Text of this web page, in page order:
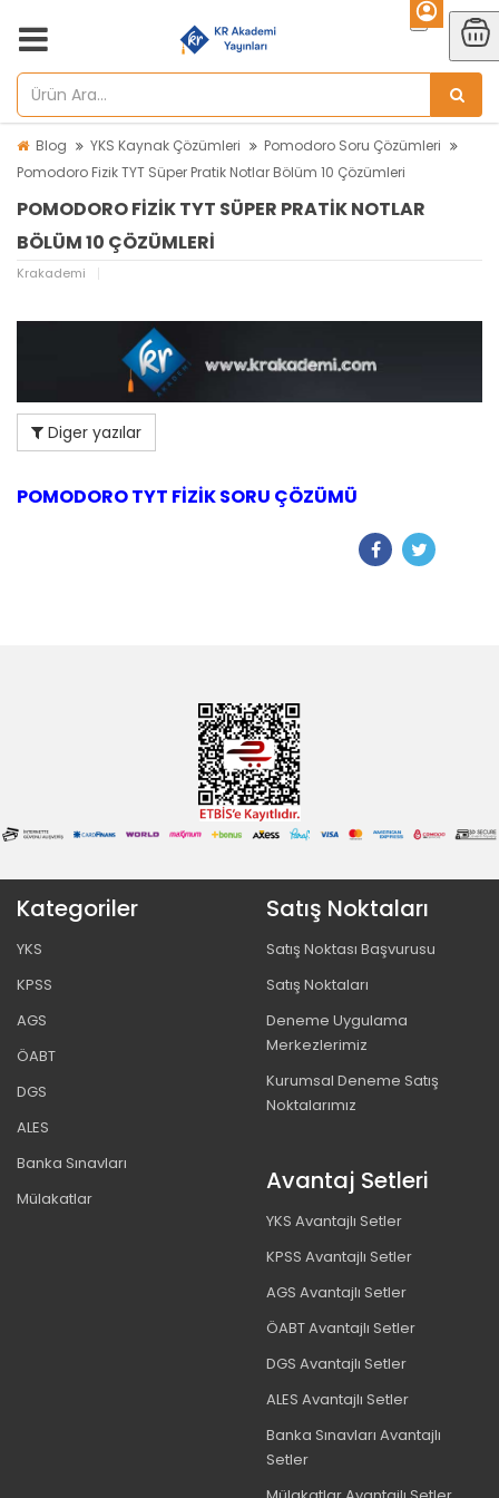
Blog YKS Kaynak Çözümleri
Pomodoro Soru Çözümleri
Pomodoro Fizik TYT Süper Pratik Notlar Bölüm 10 Çözümleri
POMODORO FIZIK TYT SÜPER PRATIK NOTLAR
BÖLÜM 10 ÇÖZÜMLERI
Krakademi
Diger yazılar
POMODORO TYT FİZİK SORU ÇÖZÜMÜ
Kategoriler
YKS
KPSS
AGS
ÖABT
DGS
ALES
Banka Sınavları
Mülakatlar
Satış Noktaları
Satış Noktası Başvurusu
Satış Noktaları
Deneme Uygulama
Merkezlerimiz
Kurumsal Deneme Satış
Noktalarımız
Avantaj Setleri
YKS Avantajlı Setler
KPSS Avantajlı Setler
AGS Avantajlı Setler
ÖABT Avantajlı Setler
DGS Avantajlı Setler
ALES Avantajlı Setler
Banka Sınavları Avantajlı
Setler